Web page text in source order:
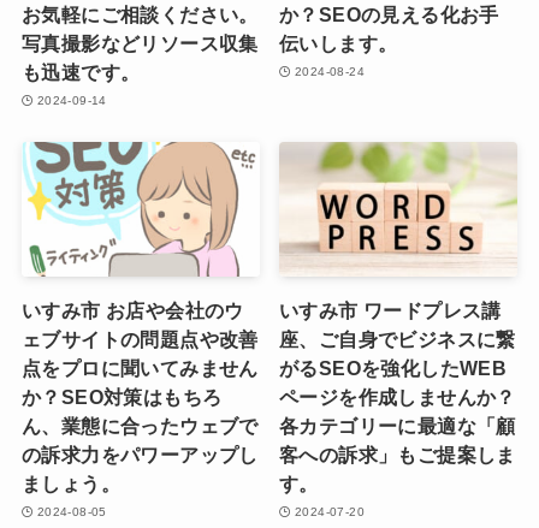
お気軽にご相談ください。
写真撮影などリソース収集
も迅速です。
2024-09-14
か？SEOの見える化お手
伝いします。
2024-08-24
いすみ市 お店や会社のウ
ェブサイトの問題点や改善
点をプロに聞いてみません
か？SEO対策はもちろ
ん、業態に合ったウェブで
の訴求力をパワーアップし
ましょう。
2024-08-05
いすみ市 ワードプレス講
座、ご自身でビジネスに繋
がるSEOを強化したWEB
ページを作成しませんか？
各カテゴリーに最適な「顧
客への訴求」もご提案しま
す。
2024-07-20